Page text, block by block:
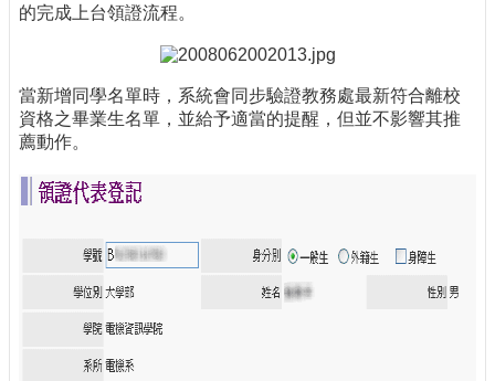
的完成上台領證流程。
當新增同學名單時，系統會同步驗證教務處最新符合離校
資格之畢業生名單，並給予適當的提醒，但並不影響其推
薦動作。